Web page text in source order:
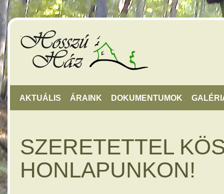
AKTUÁLIS ÁRAINK DOKUMENTUMOK
SZERETETTEL
HONLAPUNKON!